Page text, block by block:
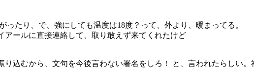
たり、で、強にしても温度は18度？って、外より、暖まってる。
ールに直接連絡して、取り敢えず来てくれたけど
込むから、文句を今後言わない署名をしろ！ と、言われたらしい。